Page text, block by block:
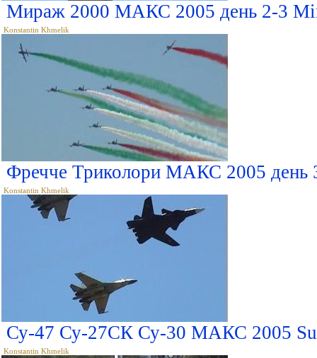
Мираж 2000 МАКС 2005 день 2-3
Konstantin Khmelik
Фречче Триколори МАКС 2005 день
Konstantin Khmelik
Су-47 Су-27СК Су-30 МАКС 2005
Konstantin Khmelik